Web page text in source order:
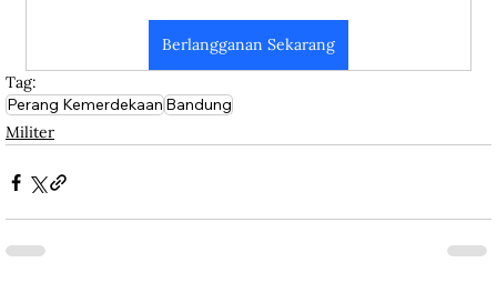
Berlangganan Sekarang
Tag:
Perang KemerdekaanBandung
Militer